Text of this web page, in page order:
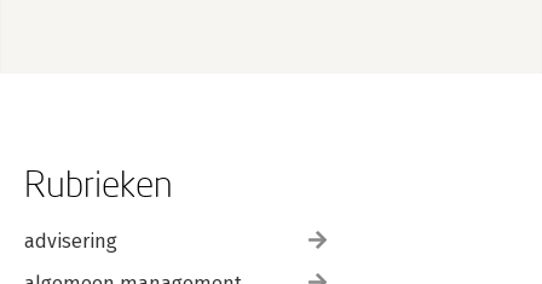
Rubrieken
advisering